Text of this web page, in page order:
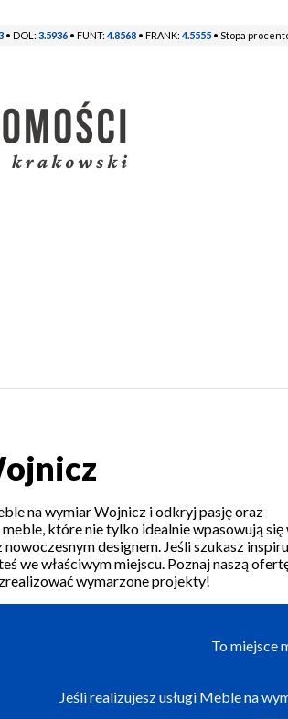
• DOL: 3.5936 • FUNT: 4.8568 • FRANK: 4.5555 • Stopa
na wymiar Wojnicz i odkryj pasję oraz
które nie tylko idealnie wpasowują się
designem. Jeśli szukasz
we właściwym miejscu. Poznaj naszą
wymarzone projekty!
To miejsce
Jeśli realizujesz usługi Meble na